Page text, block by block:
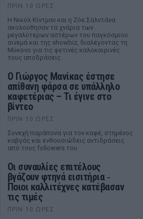
ΠΡΙΝ 10 ΏΡΕΣ
Η Νικόλ Κίντμαν και η Ζόε Σαλντάνα
ακολούθησαν τα χνάρια των
μεγαλύτερων αστέρων του παγκόσμιου
σινεμά και της showbiz, διαλέγοντας τη
Μύκονο για τις φετινές καλοκαιρινές
τους αποδράσεις.
Ο Γιώργος Μανίκας έστησε
απίθανη φάρσα σε υπάλληλο
καφετέριας – Τι έγινε στο
βίντεο
ΠΡΙΝ 10 ΏΡΕΣ
Συνεχή παράπονα για τον καφέ, στημένος
καβγάς και ενθουσιώδεις αντιδράσεις
από τους followers του
Οι συναυλίες επιτέλους
βγάζουν φτηνά εισιτήρια ‑
Ποιοι καλλιτέχνες κατέβασαν
τις τιμές
ΠΡΙΝ 10 ΏΡΕΣ